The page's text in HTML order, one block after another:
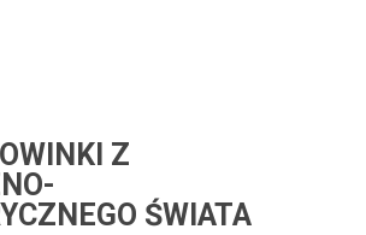
Z
ŚWIATA